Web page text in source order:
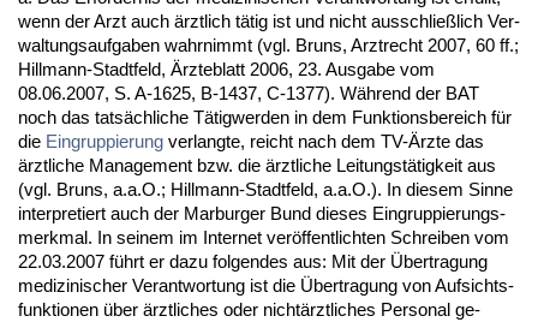
wenn der Arzt auch ärzt­lich tätig ist und nicht aus­sch­ließlich Ver­
wal­tungs­auf­ga­ben wahr­nimmt (vgl. Bruns, Arzt­recht 2007, 60 ff.;
Hill­mann-Stadt­feld, Ärz­te­blatt 2006, 23. Aus­ga­be vom
08.06.2007, S. A-1625, B-1437, C-1377). Während der BAT
noch das tatsächli­che Tätig­wer­den in dem Funk­ti­ons­be­reich für
die Ein­grup­pie­rung ver­lang­te, reicht nach dem TV-Ärz­te das
ärzt­li­che Ma­nage­ment bzw. die ärzt­li­che Lei­tungstätig­keit aus
(vgl. Bruns, a.a.O.; Hill­mann-Stadt­feld, a.a.O.). In die­sem Sin­ne
in­ter­pre­tiert auch der Mar­bur­ger Bund die­ses Ein­grup­pie­rungs­
merk­mal. In sei­nem im In­ter­net veröffent­lich­ten Schrei­ben vom
22.03.2007 führt er da­zu fol­gen­des aus: Mit der Über­tra­gung
me­di­zi­ni­scher Ver­ant­wor­tung ist die Über­tra­gung von Auf­sichts­
funk­tio­nen über ärzt­li­ches oder nichtärzt­li­ches Per­so­nal ge­